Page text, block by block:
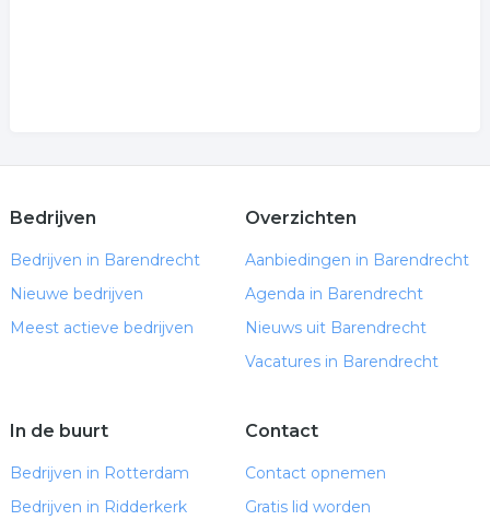
Bedrijven
Bedrijven in Barendrecht
Nieuwe bedrijven
Meest actieve bedrijven
Overzichten
Aanbiedingen in Barendrecht
Agenda in Barendrecht
Nieuws uit Barendrecht
Vacatures in Barendrecht
In de buurt
Bedrijven in Rotterdam
Bedrijven in Ridderkerk
Contact
Contact opnemen
Gratis lid worden